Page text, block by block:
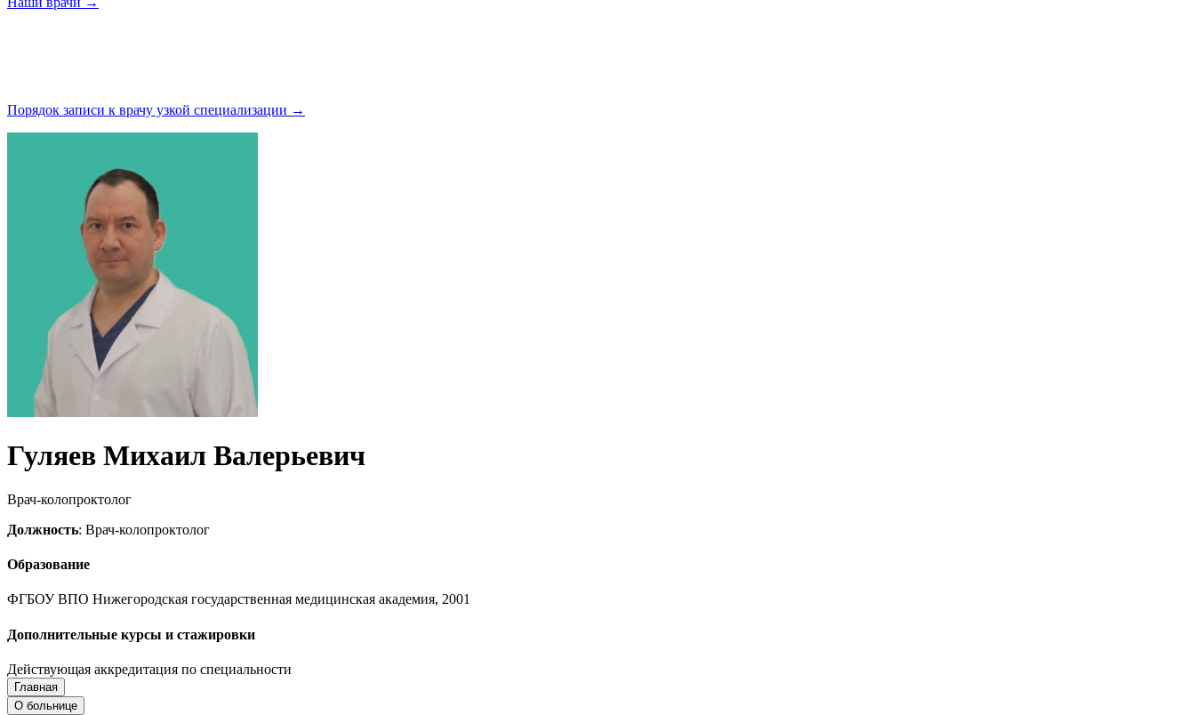
Порядок записи к врачу узкой специализации →
Гуляев Михаил Валерьевич
Врач-колопроктолог
Должность: Врач-колопроктолог
Образование
ФГБОУ ВПО Нижегородская государственная медицинская академия, 2001
Дополнительные курсы и стажировки
Действующая аккредитация по специальности
Запись на приём
Запись подтверждена
Главная
О больнице